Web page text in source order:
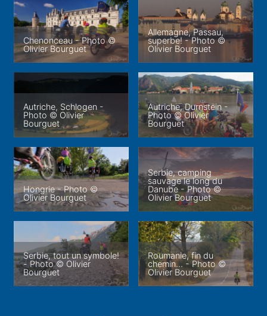
Chenonceau - Photo ©
Olivier Bourguet
Allemagne, Passau,
superbe! - Photo ©
Olivier Bourguet
Autriche, Schlogen -
Photo © Olivier
Bourguet
Autriche, Durnstein -
Photo © Olivier
Bourguet
Hongrie - Photo ©
Olivier Bourguet
Serbie, camping
sauvage le long du
Danube - Photo ©
Olivier Bourguet
Serbie, tout un symbole!
- Photo © Olivier
Bourguet
Roumanie, fin du
chemin... - Photo ©
Olivier Bourguet